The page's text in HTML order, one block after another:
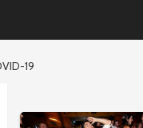
19